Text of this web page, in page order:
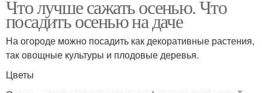
Что лучше сажать осенью. Что
посадить осенью на даче
На огороде можно посадить как декоративные растения,
так овощные культуры и плодовые деревья.
Цветы